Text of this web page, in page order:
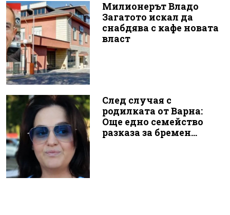
Милионерът Владо
Загатото искал да
снабдява с кафе новата
власт
След случая с
родилката от Варна:
Още едно семейство
разказа за бремен...